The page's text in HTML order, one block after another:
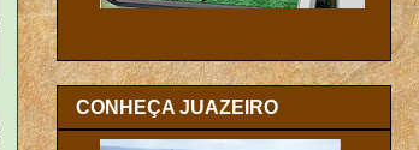
CONHEÇA JUAZEIRO